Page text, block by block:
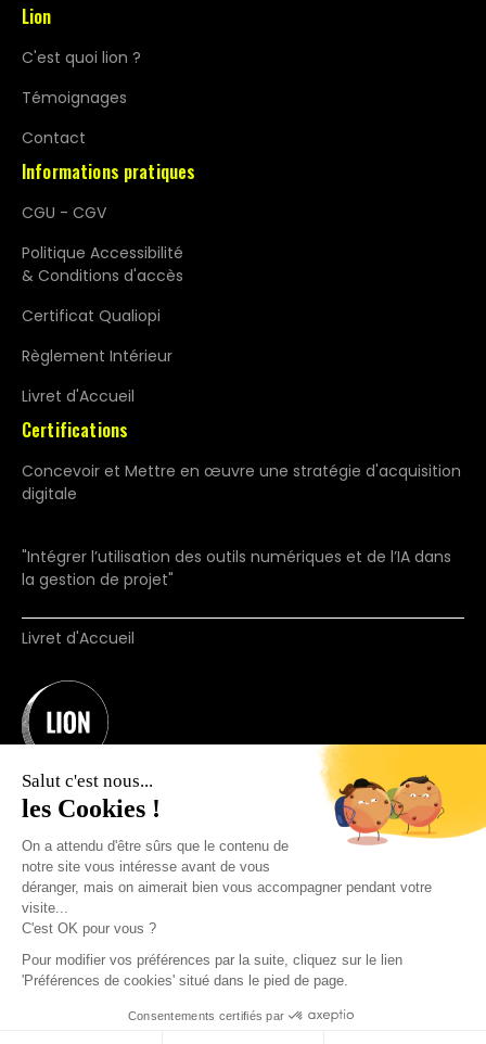
Lion
C'est quoi lion ?
Témoignages
Contact
Informations pratiques
CGU - CGV
Politique Accessibilité
& Conditions d'accès
Certificat Qualiopi
Règlement Intérieur
Livret d'Accueil
Certifications
Concevoir et Mettre en œuvre une stratégie d'acquisition
digitale
"Intégrer l’utilisation des outils numériques et de l’IA dans
la gestion de projet"
Livret d'Accueil
Organisme de formation N°11755660875.
(ne vaut pas agrément)
© 2025 Join Lion. Tous droits réservés.
Salut c'est nous...
les Cookies !
On a attendu d'être sûrs que le contenu de
notre site vous intéresse avant de vous
déranger, mais on aimerait bien vous accompagner pendant votre
visite...
C'est OK pour vous ?
Pour modifier vos préférences par la suite, cliquez sur le lien
'Préférences de cookies' situé dans le pied de page.
Consentements certifiés par